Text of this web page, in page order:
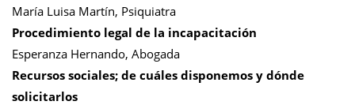
María Luisa Martín, Psiquiatra
Procedimiento legal de la incapacitación
Esperanza Hernando, Abogada
Recursos sociales; de cuáles disponemos y dónde
solicitarlos